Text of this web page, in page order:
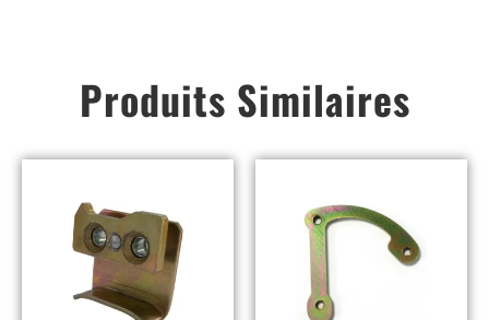
Produits Similaires